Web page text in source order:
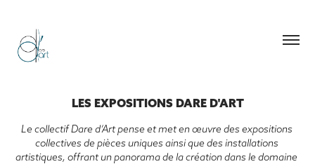
LES EXPOSITIONS DARE D'ART
Le collectif Dare d’Art pense et met en œuvre des expositions
collectives de pièces uniques ainsi que des installations
artistiques, offrant un panorama de la création dans le domaine